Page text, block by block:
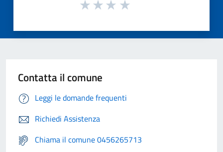
Contatta il comune
Leggi le domande frequenti
Richiedi Assistenza
Chiama il comune 0456265713